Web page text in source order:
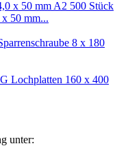
50 mm...
8 x 180
Lochplatten 160 x 400
unter: